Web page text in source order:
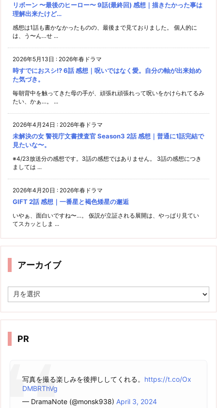
リボーン 〜最後のヒーロー〜 9話(最終回) 感想｜描きたかった事は
理解出来たけど…
感想は1話も書かなかったものの、最後まで見ておりました。 個人的に
は、う〜ん…せ ...
2026年5月13日 : 2026年春ドラマ
時すでにおスシ!? 6話 感想｜呪いではなく愛。自分の軸が出来始め
た気づき。
毎朝背中を触ってきた母の手が、頑張れ頑張れって呪いをかけられてるみ
たい、かぁ…。 ...
2026年4月24日 : 2026年春ドラマ
未解決の女 警視庁文書捜査官 Season3 2話 感想｜普通に1話完結で
見たいな〜。
※4/23放送分の感想です。3話の感想ではありません。 3話の感想につき
ましては ...
2026年4月20日 : 2026年春ドラマ
GIFT 2話 感想｜一番星と褐色矮星の邂逅
いやぁ、面白いですね〜…。 仮説が立証される展開は、やっぱり見てい
てスカッとしま ...
アーカイブ
ー
イ
PR
写真を撮る楽しみを後押ししてくれる。 https://t.co/Ox
DMBRThVg
— DramaNote (@monsk938) April 3, 2024